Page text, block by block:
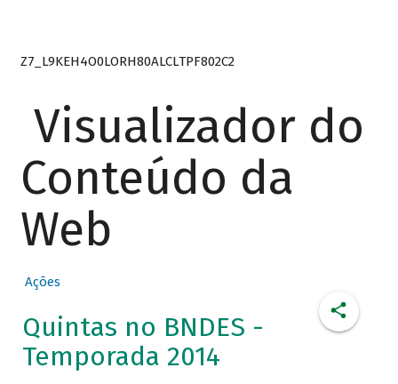
Z7_L9KEH4O0LORH80ALCLTPF802C2
Visualizador do
Conteúdo da
Web
Ações
Quintas no BNDES -
Temporada 2014